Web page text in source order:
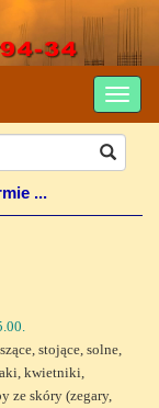
...
stojące, solne,
kwietniki,
ze skóry (zegary,